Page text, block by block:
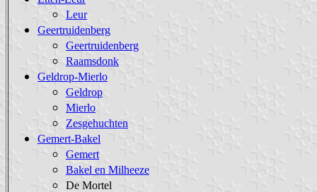
Leur
Geertruidenberg
Geertruidenberg
Raamsdonk
Geldrop-Mierlo
Geldrop
Mierlo
Zesgehuchten
Gemert-Bakel
Gemert
Bakel en Milheeze
De Mortel